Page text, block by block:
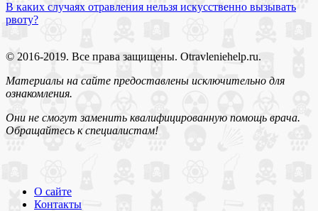
В каких случаях отравления нельзя искусственно вызывать
рвоту?
© 2016-2019. Все права защищены. Otravleniehelp.ru.
Материалы на сайте предоставлены исключительно для
ознакомления.
Они не смогут заменить квалифицированную помощь врача.
Обращайтесь к специалистам!
О сайте
Контакты